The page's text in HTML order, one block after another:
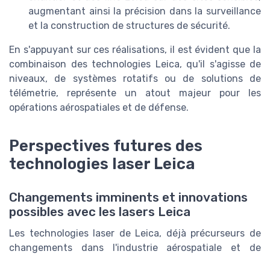
augmentant ainsi la précision dans la surveillance
et la construction de structures de sécurité.
En s'appuyant sur ces réalisations, il est évident que la
combinaison des technologies Leica, qu'il s'agisse de
niveaux, de systèmes rotatifs ou de solutions de
télémetrie, représente un atout majeur pour les
opérations aérospatiales et de défense.
Perspectives futures des
technologies laser Leica
Changements imminents et innovations
possibles avec les lasers Leica
Les technologies laser de Leica, déjà précurseurs de
changements dans l'industrie aérospatiale et de